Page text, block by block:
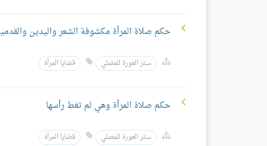
حكم صلاة المرأة مكشوفة الشعر واليدين
ستر العورة للمصلي قضايا المرأة
حكم صلاة المرأة وهي لم تغط رأسها
ستر العورة للمصلي قضايا المرأة